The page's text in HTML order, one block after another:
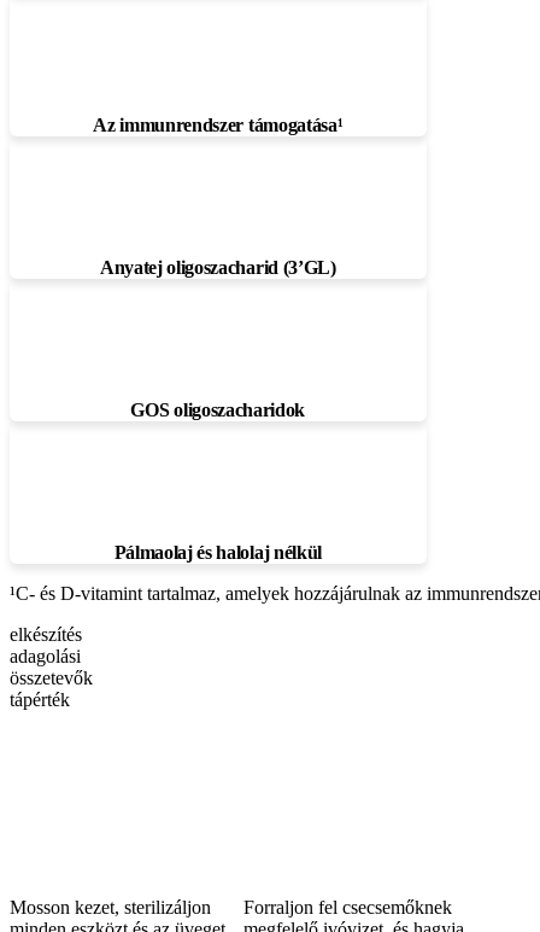
Az immunrendszer támogatása¹
Anyatej oligoszacharid (3’GL)
GOS oligoszacharidok
Pálmaolaj és halolaj nélkül
¹C- és D-vitamint tartalmaz, amelyek hozzájárulnak az
elkészítés
adagolási
összetevők
tápérték
Mosson kezet, sterilizáljon
Forraljon fel csecsemőknek